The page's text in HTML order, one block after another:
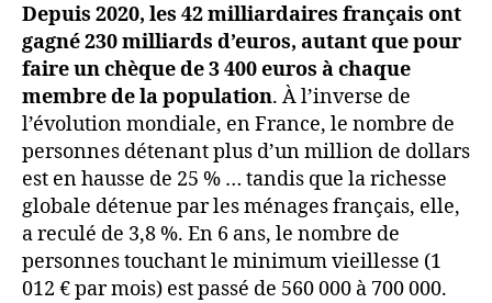
Depuis 2020, les 42 milliardaires français ont
gagné 230 milliards d’euros, autant que pour
faire un chèque de 3 400 euros à chaque
membre de la population. À l’inverse de
l’évolution mondiale, en France, le nombre de
personnes détenant plus d’un million de dollars
est en hausse de 25 % … tandis que la richesse
globale détenue par les ménages français, elle,
a reculé de 3,8 %. En 6 ans, le nombre de
personnes touchant le minimum vieillesse (1
012 € par mois) est passé de 560 000 à 700 000.